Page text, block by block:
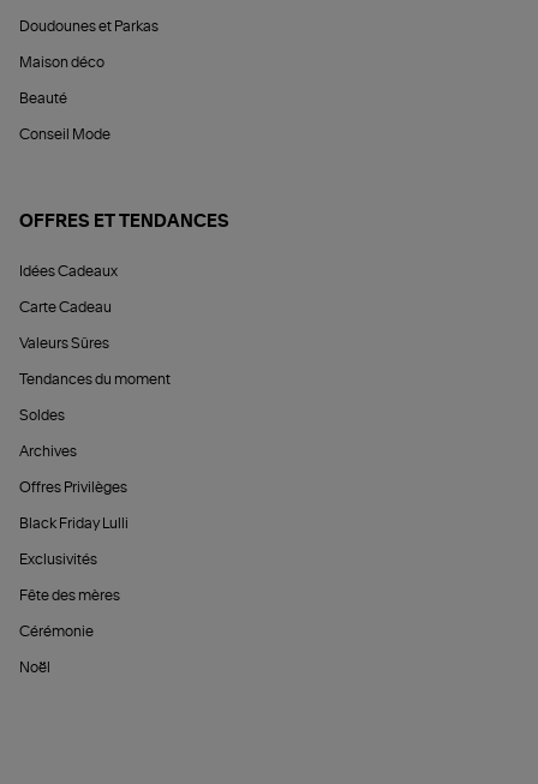
Doudounes et Parkas
Maison déco
Beauté
Conseil Mode
OFFRES ET TENDANCES
Idées Cadeaux
Carte Cadeau
Valeurs Sûres
Tendances du moment
Soldes
Archives
Offres Privilèges
Black Friday Lulli
Exclusivités
Fête des mères
Cérémonie
Noël